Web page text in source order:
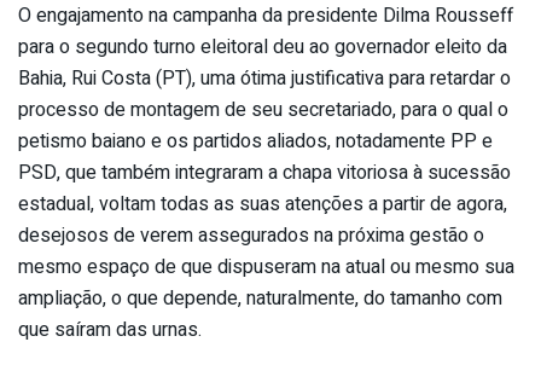
O engajamento na campanha da presidente Dilma Rousseff
para o segundo turno eleitoral deu ao governador eleito da
Bahia, Rui Costa (PT), uma ótima justificativa para retardar o
processo de montagem de seu secretariado, para o qual o
petismo baiano e os partidos aliados, notadamente PP e
PSD, que também integraram a chapa vitoriosa à sucessão
estadual, voltam todas as suas atenções a partir de agora,
desejosos de verem assegurados na próxima gestão o
mesmo espaço de que dispuseram na atual ou mesmo sua
ampliação, o que depende, naturalmente, do tamanho com
que saíram das urnas.